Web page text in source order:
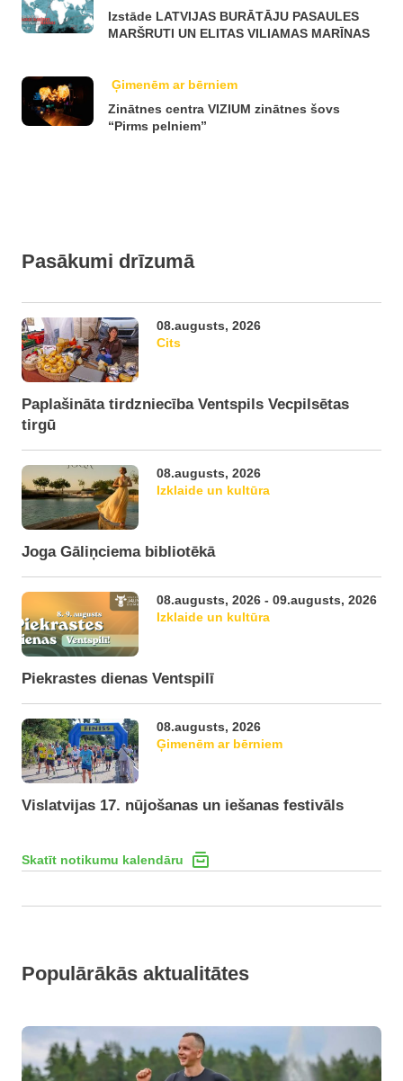
Izstāde LATVIJAS BURĀTĀJU PASAULES
MARŠRUTI UN ELITAS VILIAMAS MARĪNAS
Ģimenēm ar bērniem
Zinātnes centra VIZIUM zinātnes šovs
“Pirms pelniem”
Pasākumi drīzumā
08.augusts, 2026
Cits
Paplašināta tirdzniecība Ventspils Vecpilsētas
tirgū
08.augusts, 2026
Izklaide un kultūra
Joga Gāliņciema bibliotēkā
08.augusts, 2026 - 09.augusts, 2026
Izklaide un kultūra
Piekrastes dienas Ventspilī
08.augusts, 2026
Ģimenēm ar bērniem
Vislatvijas 17. nūjošanas un iešanas festivāls
Skatīt notikumu kalendāru
Populārākās aktualitātes